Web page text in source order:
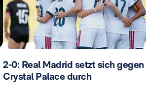
2-0: Real Madrid setzt sich gegen
Crystal Palace durch